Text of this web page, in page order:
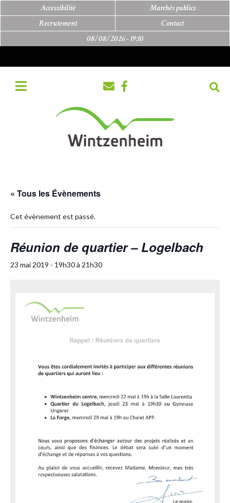
Accessibilité
Marchés publics
Recrutement
Contact
08/08/2026 -19:10
« Tous les Évènements
Cet évènement est passé.
Réunion de quartier – Logelbach
23 mai 2019 - 19h30à 21h30